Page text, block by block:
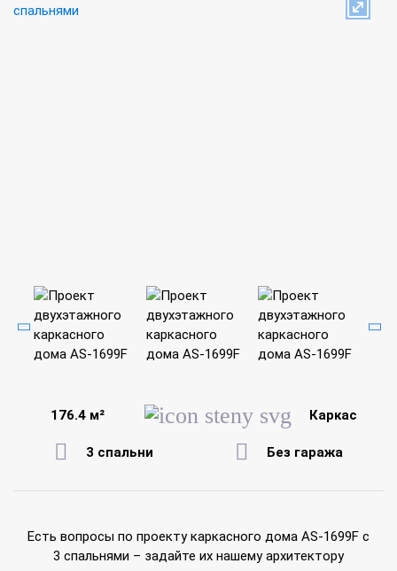
176.4 м² Каркас
3 спальни Без гаража
Есть вопросы по проекту каркасного дома AS-1699F с
3 спальнями – задайте их нашему архитектору